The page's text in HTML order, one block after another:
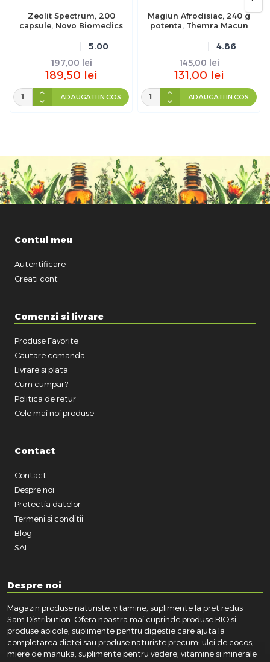
Zeolit Spectrum, 200
capsule, Novo Biomedics
5.00
197,00 lei
189,50 lei
ADAUGATI IN COS
Magiun Afrodisiac, 240 g
potenta, Themra Macun
4.86
145,00 lei
131,00 lei
ADAUGATI IN COS
Contul meu
Autentificare
Creati cont
Comenzi si livrare
Produse Favorite
Cautare comanda
Livrare si plata
Cum cumpar?
Politica de retur
Cele mai noi produse
Contact
Contact
Despre noi
Protectia datelor
Termeni si conditii
Blog
SAL
Despre noi
Magazin produse naturiste, vitamine, suplimente la pret redus -
Sam Distribution. Ofera noastra mai cuprinde produse BIO si
produse apicole, suplimente pentru digestie care ajuta la
completarea dietei sau produse naturiste precum: ulei de cocos,
miere de manuka, suplimente pentru vedere, vitamine si minerale